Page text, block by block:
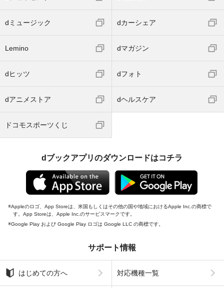
dミュージック dカーシェア
Lemino dマガジン
dヒッツ dフォト
dアニメストア dヘルスケア
ドコモスポーツくじ
dブックアプリのダウンロードはコチラ
Appleのロゴ、App Storeは、米国もしくはその他の国や地域におけるApple Inc.の商標で
す。App Storeは、Apple Inc.のサービスマークです。
Google Play および Google Play ロゴは Google LLC の商標です。
サポート情報
はじめての方へ 対応機種一覧